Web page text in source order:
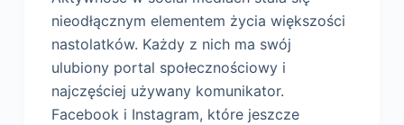
nieodłącznym elementem życia większości
nastolatków. Każdy z nich ma swój
ulubiony portal społecznościowy i
najczęściej używany komunikator.
Facebook i Instagram, które jeszcze